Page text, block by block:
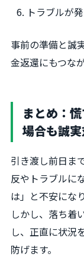
トラブルが
事前の準備と誠
金返還にもつな
まとめ：
場合も誠
引き渡し前日ま
反やトラブルに
は」と不安にな
しかし、落ち着
し、正直に状況
防げます。